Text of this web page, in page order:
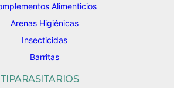
Alimenticios
Arenas Higiénicas
Insecticidas
Barritas